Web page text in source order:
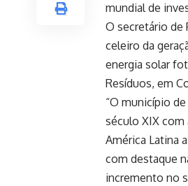
mundial de
O secretário de
celeiro da
energia solar
Resíduos, em
“O município
século XIX com
América Latina
com destaque
incremento no